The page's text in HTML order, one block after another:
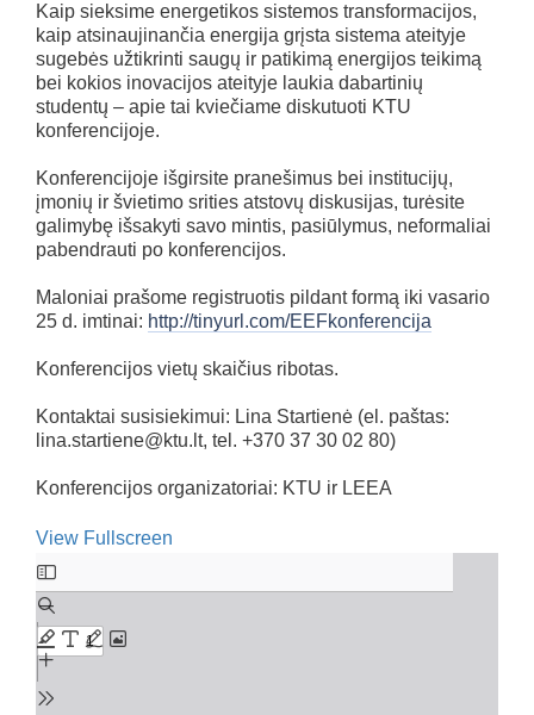
Kaip sieksime energetikos sistemos transformacijos,
kaip atsinaujinančia energija grįsta sistema ateityje
sugebės užtikrinti saugų ir patikimą energijos teikimą
bei kokios inovacijos ateityje laukia dabartinių
studentų – apie tai kviečiame diskutuoti KTU
konferencijoje.
Konferencijoje išgirsite pranešimus bei institucijų,
įmonių ir švietimo srities atstovų diskusijas, turėsite
galimybę išsakyti savo mintis, pasiūlymus, neformaliai
pabendrauti po konferencijos.
Maloniai prašome registruotis pildant formą iki vasario
25 d. imtinai: http://tinyurl.com/EEFkonferencija
Konferencijos vietų skaičius ribotas.
Kontaktai susisiekimui: Lina Startienė (el. paštas:
lina.startiene@ktu.lt, tel. +370 37 30 02 80)
Konferencijos organizatoriai: KTU ir LEEA
View Fullscreen
Skip
to
PDF
content